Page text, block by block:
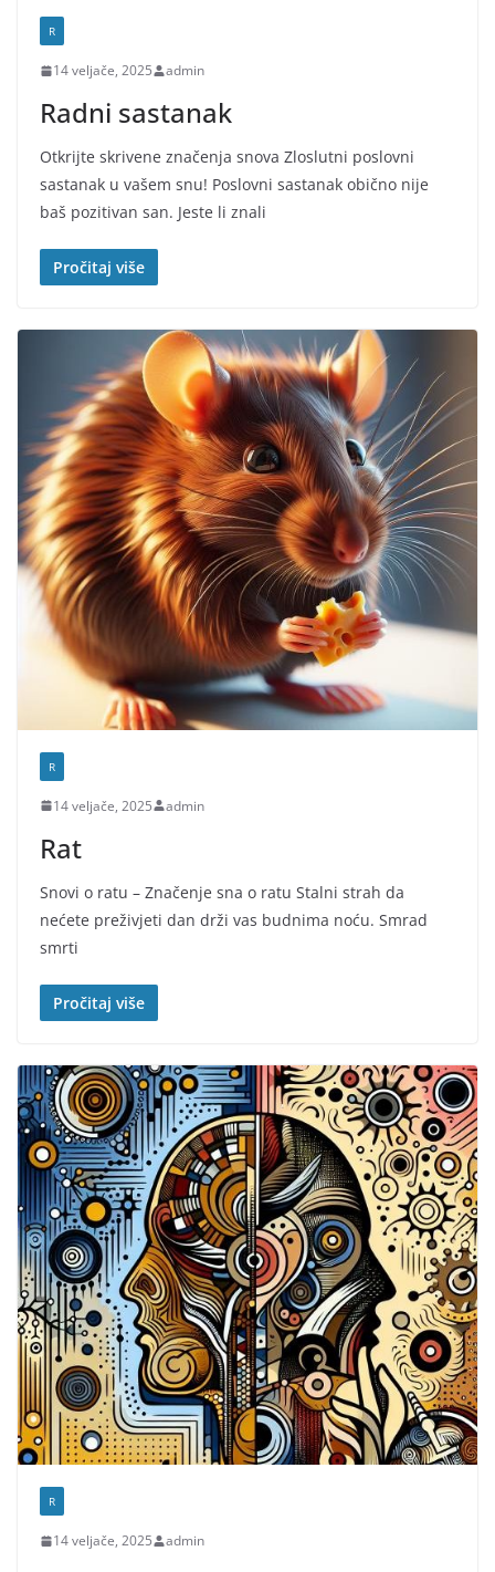
R
14 veljače, 2025 admin
Radni sastanak
Otkrijte skrivene značenja snova Zloslutni poslovni
sastanak u vašem snu! Poslovni sastanak obično nije
baš pozitivan san. Jeste li znali
Pročitaj više
R
14 veljače, 2025 admin
Rat
Snovi o ratu – Značenje sna o ratu Stalni strah da
nećete preživjeti dan drži vas budnima noću. Smrad
smrti
Pročitaj više
R
14 veljače, 2025 admin